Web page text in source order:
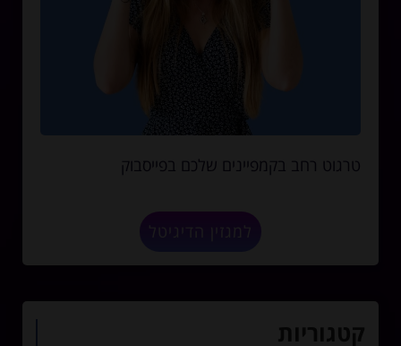
טרגוט רחב בקמפיינים שלכם בפייסבוק
למגזין הדיגיטל